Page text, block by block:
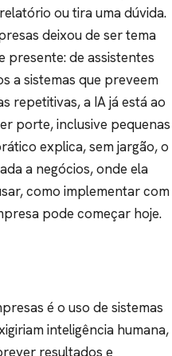
ou tira uma dúvida.
deixou de ser tema
de assistentes
a sistemas que preveem
repetitivas, a IA já está ao
porte, inclusive pequenas
explica, sem jargão, o
a negócios, onde ela
como implementar com
pode começar hoje.
é o uso de sistemas
inteligência humana,
resultados e